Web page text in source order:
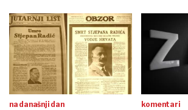
na današnji dan komentari